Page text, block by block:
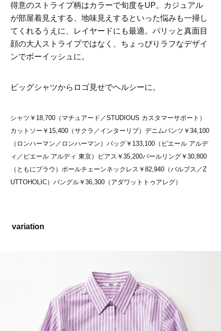
得意のストライプ柄はカラーで旬度をUP。カジュアル
が部屋着見えする、地味見えするといった悩みも一掃し
てくれるうえに、レイヤードにも最適。パリッと真面目
顔の大人ストライプではなく、ちょっぴりラフなデザイ
ンでボーイッシュに。
ビッグシャツからロゴ見せでヘルシーに。
シャツ￥18,700（マチュアード／STUDIOUS カスタマーサポート）
カットソー￥15,400（サクラ／インターリブ）デニムパンツ￥34,100
（ロンハーマン／ロンハーマン）バッグ￥133,100（ピエール アルデ
ィ／ピエール アルディ 東京）ピアス￥35,200パールリング￥30,800
（ともにプラウ）ボールチェーンネックレス￥82,940（バルブス／Z
UTTOHOLIC）バングル￥36,300（アダワットトゥアレグ）
variation